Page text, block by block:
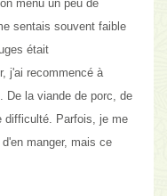
menu un peu de
sentais souvent faible
était
j'ai recommencé à
De la viande de porc, de
difficulté. Parfois, je me
manger, mais ce